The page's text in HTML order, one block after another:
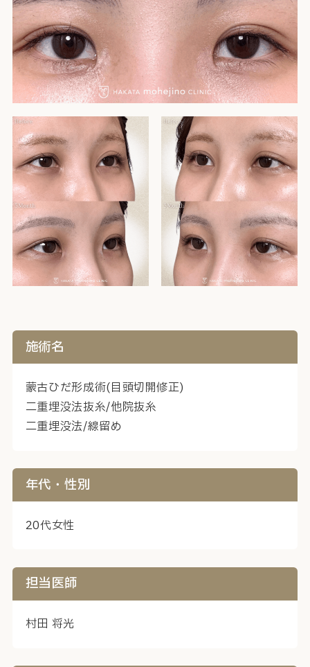
施術名
蒙古ひだ形成術(目頭切開修正)
二重埋没法抜糸/他院抜糸
二重埋没法/線留め
年代・性別
20代女性
担当医師
村田 将光